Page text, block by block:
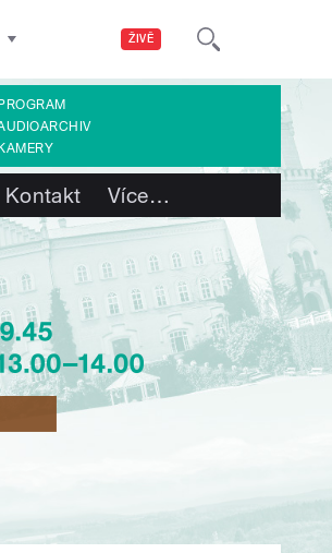
ŽIVĚ
Kontakt Více…